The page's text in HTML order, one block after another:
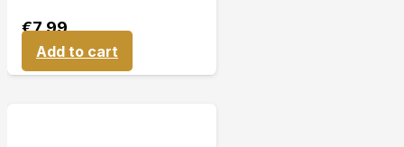
€7,99
Add to cart